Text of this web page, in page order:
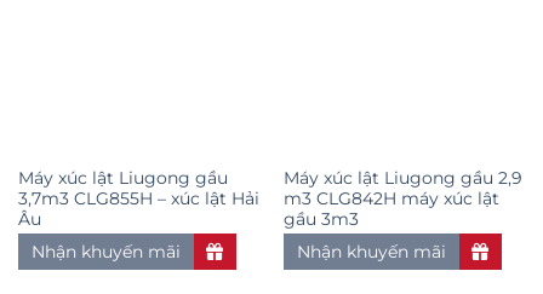
Máy xúc lật Liugong gầu
3,7m3 CLG855H – xúc lật Hải
Âu
Nhận khuyến mãi
Máy xúc lật Liugong gầu 2,9
m3 CLG842H máy xúc lật
gầu 3m3
Nhận khuyến mãi